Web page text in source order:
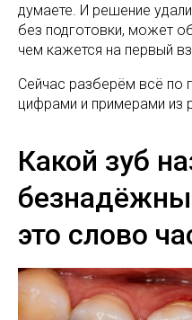
думаете. И решение
без подготовки, может
чем кажется на первый
Сейчас разберём всё по
цифрами и примерами из
Какой зуб
это слово